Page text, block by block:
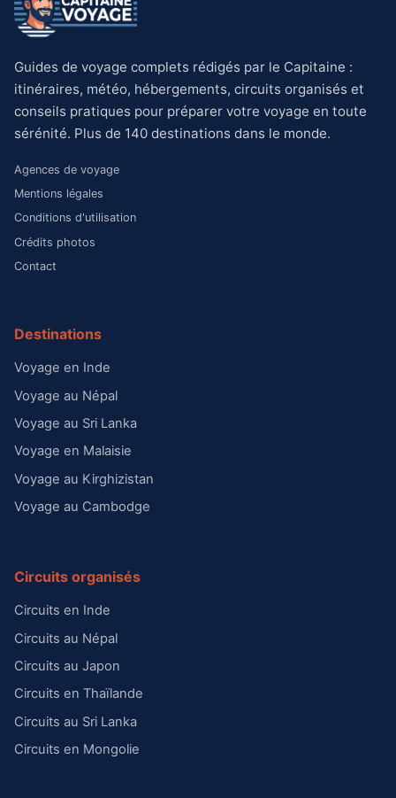
Guides de voyage complets rédigés par le Capitaine :
itinéraires, météo, hébergements, circuits organisés et
conseils pratiques pour préparer votre voyage en toute
sérénité. Plus de 140 destinations dans le monde.
Agences de voyage
Mentions légales
Conditions d'utilisation
Crédits photos
Contact
Destinations
Voyage en Inde
Voyage au Népal
Voyage au Sri Lanka
Voyage en Malaisie
Voyage au Kirghizistan
Voyage au Cambodge
Circuits organisés
Circuits en Inde
Circuits au Népal
Circuits au Japon
Circuits en Thaïlande
Circuits au Sri Lanka
Circuits en Mongolie